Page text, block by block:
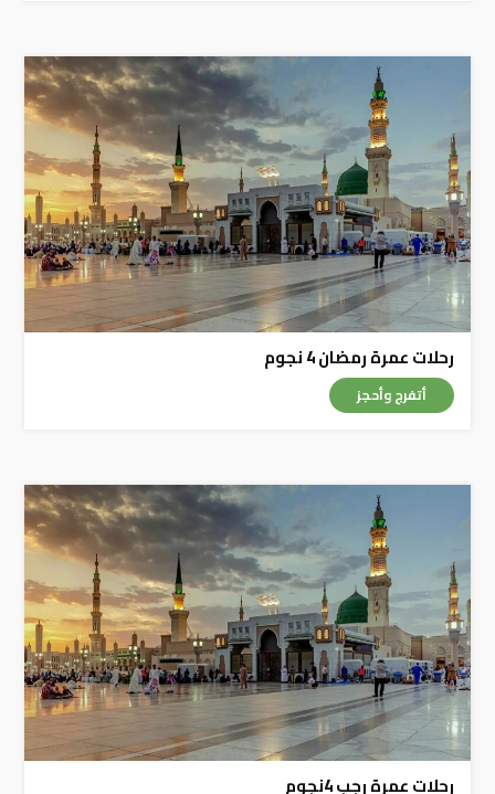
رحلات عمرة رمضان 4 نجوم
أتفرج وأحجز
رحلات عمرة رجب 4نجوم